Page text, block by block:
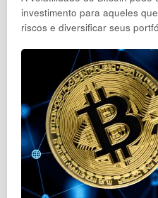
investimento para aqueles
riscos e diversificar seus